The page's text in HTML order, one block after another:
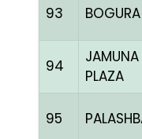
93 BOGURA
94
JAMUNA
PLAZA
95